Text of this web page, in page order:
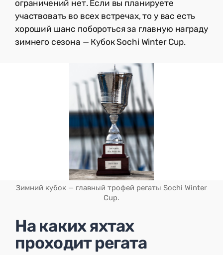
ограничений нет. Если вы планируете
участвовать во всех встречах, то у вас есть
хороший шанс побороться за главную награду
зимнего сезона — Кубок Sochi Winter Cup.
Зимний кубок — главный трофей регаты Sochi Winter
Cup.
На каких яхтах
проходит регата